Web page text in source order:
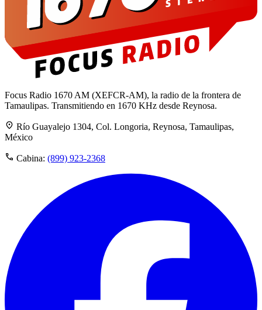
Focus Radio 1670 AM (XEFCR-AM), la radio de la frontera de
Tamaulipas. Transmitiendo en 1670 KHz desde Reynosa.
Río Guayalejo 1304, Col. Longoria, Reynosa, Tamaulipas,
México
Cabina: (899) 923-2368